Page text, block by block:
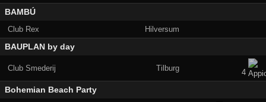
BAMBÚ
Club Rex Hilversum
BAUPLAN by day
Club Smederij Tilburg 4
Bohemian Beach Party